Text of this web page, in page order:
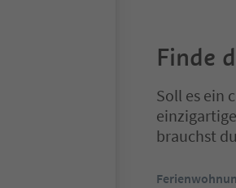
Finde
Soll es ein
brauchst